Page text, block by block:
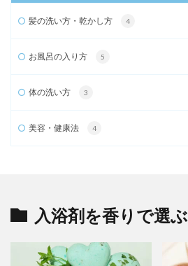
髪の洗い方・乾かし方 4
お風呂の入り方 5
体の洗い方 3
美容・健康法 4
入浴剤を香りで選ぶ